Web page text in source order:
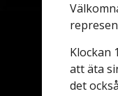
Klockan
att äta
det